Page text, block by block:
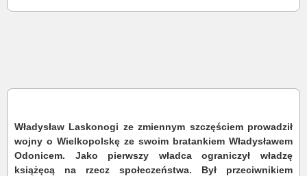
Władysław Laskonogi ze zmiennym szczęściem prowadził
wojny o Wielkopolskę ze swoim bratankiem Władysławem
Odonicem. Jako pierwszy władca ograniczył władzę
książęcą na rzecz społeczeństwa. Był przeciwnikiem